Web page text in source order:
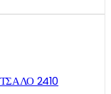
2410